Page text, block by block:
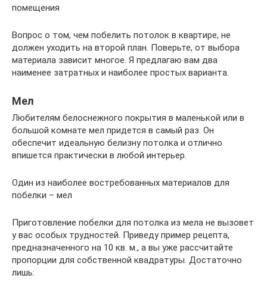
помещения
Вопрос о том, чем побелить потолок в квартире, не
должен уходить на второй план. Поверьте, от выбора
материала зависит многое. Я предлагаю вам два
наименее затратных и наиболее простых варианта.
Мел
Любителям белоснежного покрытия в маленькой или в
большой комнате мел придется в самый раз. Он
обеспечит идеальную белизну потолка и отлично
впишется практически в любой интерьер.
Один из наиболее востребованных материалов для
побелки – мел
Приготовление побелки для потолка из мела не вызовет
у вас особых трудностей. Приведу пример рецепта,
предназначенного на 10 кв. м., а вы уже рассчитайте
пропорции для собственной квадратуры. Достаточно
лишь: